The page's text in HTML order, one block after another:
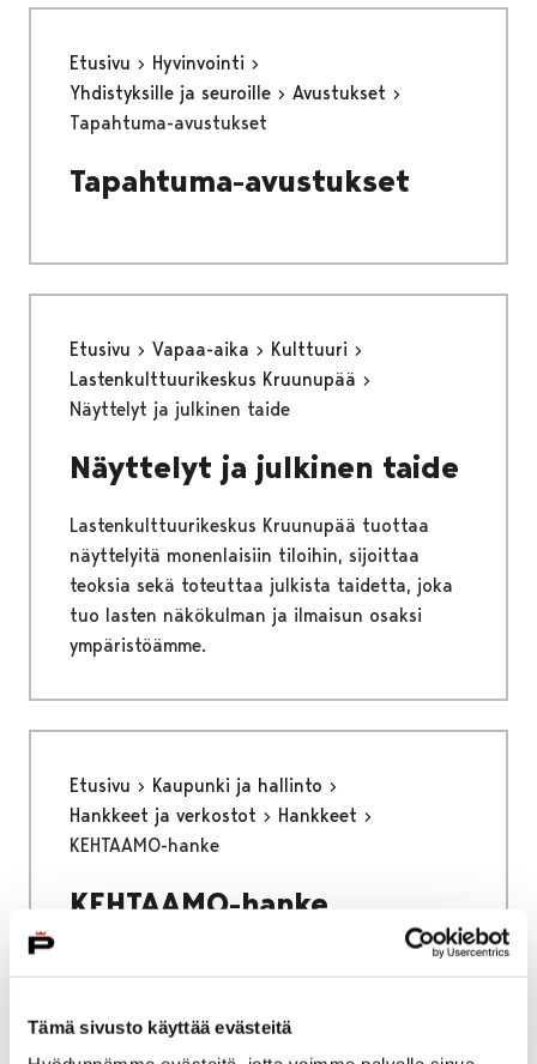
Tämä sivusto käyttää evästeitä
Etusivu
Hyvinvointi
Yhdistyksille ja seuroille
Avustukset
Tapahtuma-avustukset
Tapahtuma-avustukset
Etusivu Vapaa-aika
Kulttuuri
Lastenkulttuurikeskus Kruunupää
Näyttelyt ja julkinen taide
Näyttelyt ja julkinen taide
Lastenkulttuurikeskus Kruunupää tuottaa
näyttelyitä monenlaisiin tiloihin, sijoittaa
teoksia sekä toteuttaa julkista taidetta, joka
tuo lasten näkökulman ja ilmaisun osaksi
ympäristöämme.
Etusivu
Kaupunki ja hallinto
Hankkeet ja verkostot
Hankkeet
KEHTAAMO-hanke
KEHTAAMO-hanke
Katuväkivallan ehkäisyä turvallisten aikuisten